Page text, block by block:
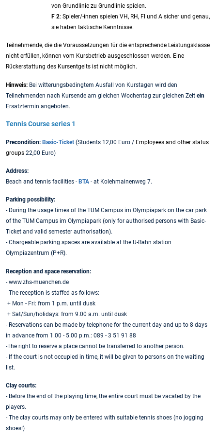
von Grundlinie zu Grundlinie spielen.
F 2: Spieler/-innen spielen VH, RH, Fl und A sicher und genau,
sie haben taktische Kenntnisse.
Teilnehmende, die die Voraussetzungen für die entsprechende Leistungsklasse
nicht erfüllen, können vom Kursbetrieb ausgeschlossen werden. Eine
Rückerstattung des Kursentgelts ist nicht möglich.
Hinweis: Bei witterungsbedingtem Ausfall von Kurstagen wird den
Teilnehmenden nach Kursende am gleichen Wochentag zur gleichen Zeit ein
Ersatztermin angeboten.
Tennis Course series 1
Precondition: Basic-Ticket (Students 12,00 Euro / Employees and other status
groups 22,00 Euro)
Address:
Beach and tennis facilities - BTA - at Kolehmainenweg 7.
Parking possibility:
- During the usage times of the TUM Campus im Olympiapark on the car park
of the TUM Campus im Olympiapark (only for authorised persons with Basic-
Ticket and valid semester authorisation).
- Chargeable parking spaces are available at the U-Bahn station
Olympiazentrum (P+R).
Reception and space reservation:
- www.zhs-muenchen.de
- The reception is staffed as follows:
+ Mon - Fri: from 1 p.m. until dusk
+ Sat/Sun/holidays: from 9.00 a.m. until dusk
- Reservations can be made by telephone for the current day and up to 8 days
in advance from 1.00 - 5.00 p.m.: 089 - 3 51 91 88
-The right to reserve a place cannot be transferred to another person.
- If the court is not occupied in time, it will be given to persons on the waiting
list.
Clay courts:
- Before the end of the playing time, the entire court must be vacated by the
players.
- The clay courts may only be entered with suitable tennis shoes (no jogging
shoes!)